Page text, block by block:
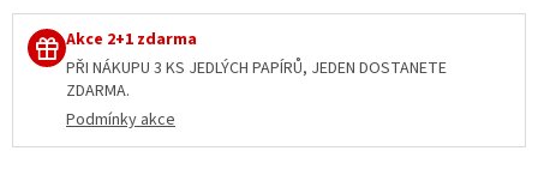
Akce 2+1 zdarma
PŘI NÁKUPU 3 KS JEDLÝCH PAPÍRŮ, JEDEN DOSTANETE
ZDARMA.
Podmínky akce